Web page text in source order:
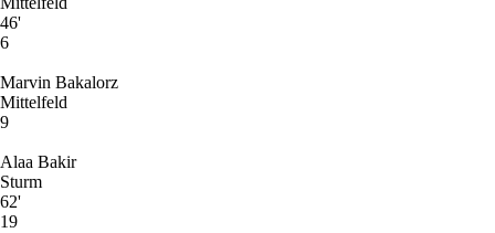
46'
6
Marvin Bakalorz
Mittelfeld
9
Alaa Bakir
Sturm
62'
19